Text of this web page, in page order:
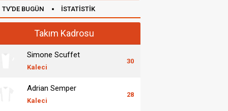
TV'DE BUGÜN İSTATİSTİK
Takım Kadrosu
Simone Scuffet
Kaleci
30
Adrian Semper
Kaleci
28